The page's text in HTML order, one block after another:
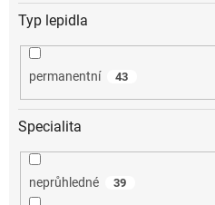
Typ lepidla
permanentní 43
Specialita
neprůhledné 39